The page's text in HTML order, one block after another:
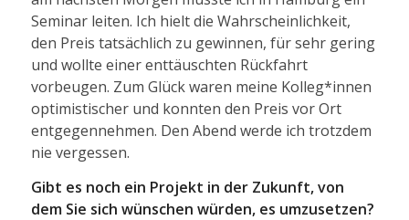
Seminar leiten. Ich hielt die Wahrscheinlichkeit,
den Preis tatsächlich zu gewinnen, für sehr gering
und wollte einer enttäuschten Rückfahrt
vorbeugen. Zum Glück waren meine Kolleg*innen
optimistischer und konnten den Preis vor Ort
entgegennehmen. Den Abend werde ich trotzdem
nie vergessen.
Gibt es noch ein Projekt in der Zukunft, von
dem Sie sich wünschen würden, es umzusetzen?